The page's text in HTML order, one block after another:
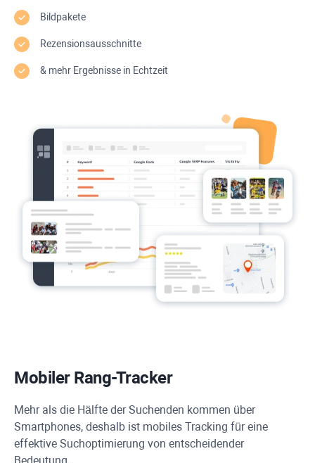
Bildpakete
Rezensionsausschnitte
& mehr Ergebnisse in Echtzeit
Mobiler Rang-Tracker
Mehr als die Hälfte der Suchenden kommen über
Smartphones, deshalb ist mobiles Tracking für eine
effektive Suchoptimierung von entscheidender